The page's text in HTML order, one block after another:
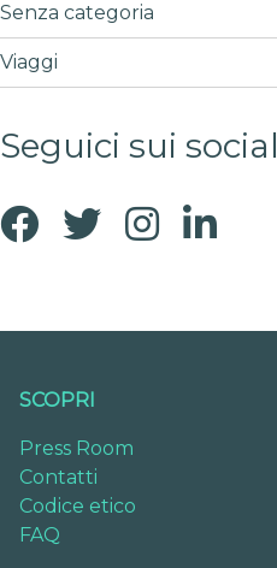
Senza categoria
Viaggi
Seguici sui social
SCOPRI
Press Room
Contatti
Codice etico
FAQ